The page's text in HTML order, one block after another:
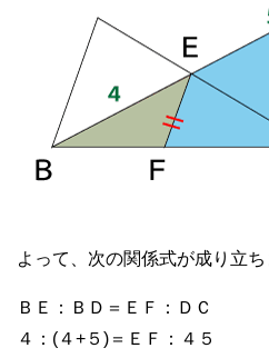
よって、次の関係式が成り立ち
ＢＥ：ＢＤ＝ＥＦ：ＤＣ
４：(４+５)＝ＥＦ：４５